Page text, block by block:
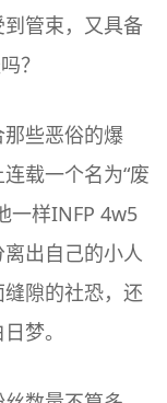
管束，又具备
？
些恶俗的爆
载一个名为“废
一样INFP 4w5
出自己的小人
隙的社恐，还
梦。